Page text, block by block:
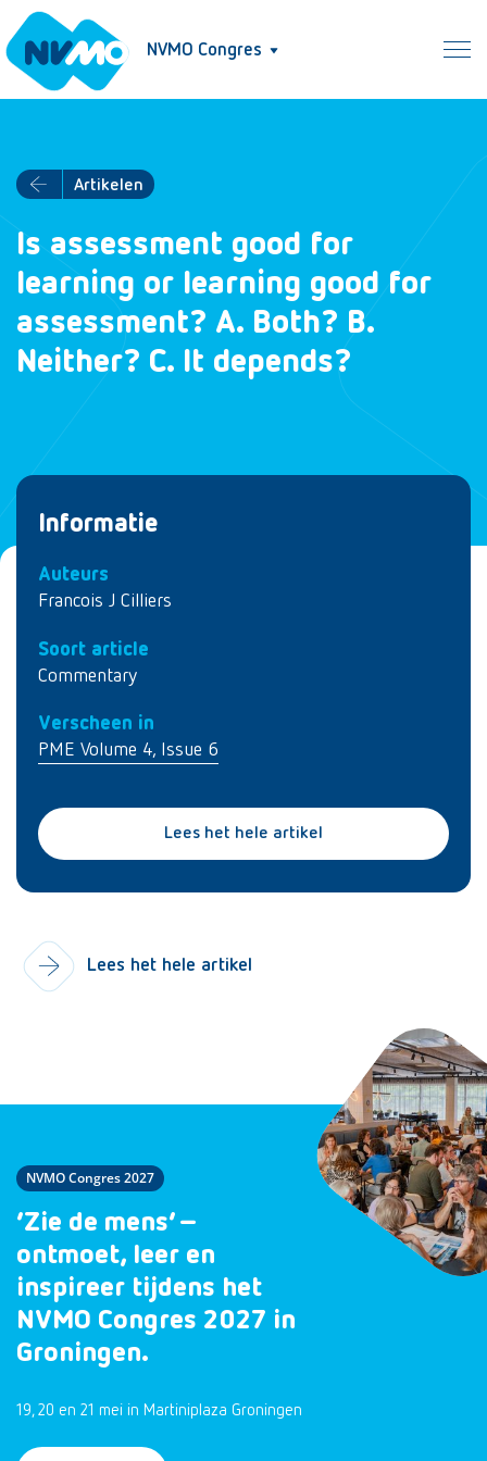
NVMO Congres
Artikelen
Is assessment good for
learning or learning good for
assessment? A. Both? B.
Neither? C. It depends?
Informatie
Auteurs
Francois J Cilliers
Soort article
Commentary
Verscheen in
PME Volume 4, Issue 6
Lees het hele artikel
Lees het hele artikel
NVMO Congres 2027
‘Zie de mens’ –
ontmoet, leer en
inspireer tijdens het
NVMO Congres 2027 in
Groningen.
19, 20 en 21 mei in Martiniplaza Groningen